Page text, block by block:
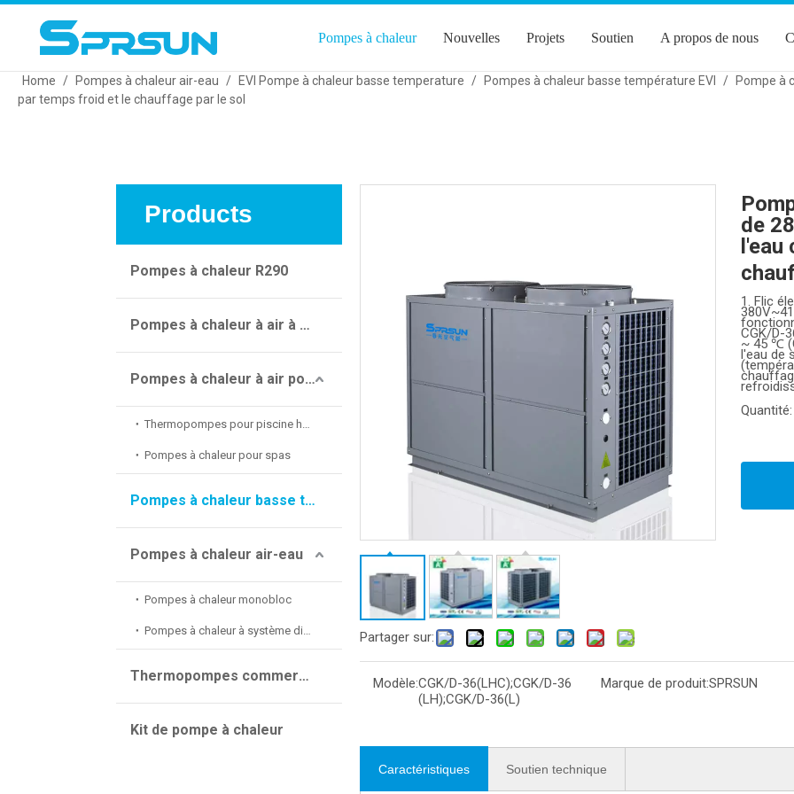
Pompes à chaleur Nouvelles Projets Soutien A propos de nous
Home / Pompes à chaleur air-eau / EVI Pompe à chaleur basse temperature / Pompes à chaleur basse température EVI /
Pompe à
par temps froid et le chauffage par le sol
Products
Pompes à chaleur R290
Pompes à chaleur à air à onduleur CC
Pompes à chaleur à air pour piscine
Thermopompes pour piscine hors sol
Pompes à chaleur pour spas
Pompes à chaleur basse température EVI
Pompes à chaleur air-eau
Pompes à chaleur monobloc
Pompes à chaleur à système divisé
Thermopompes commerciales
Kit de pompe à chaleur
Partager sur:
de
1. Flic
CGK/D-
~ 45 ℃
l'eau de
Quantité:
Modèle:CGK/D-36(LHC);CGK/D-36
(LH);CGK/D-36(L)
Marque de produit:SPRSUN
Caractéristiques Soutien technique